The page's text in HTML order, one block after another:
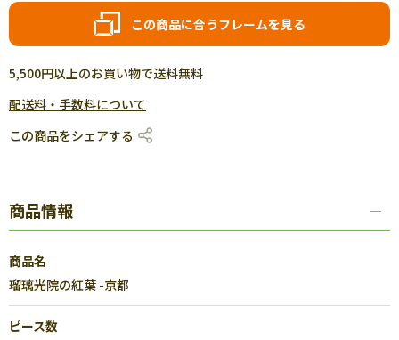
この商品に合うフレームを見る
5,500円以上のお買い物で送料無料
配送料・手数料について
この商品をシェアする
商品情報
商品名
瑠璃光院の紅葉 -京都
ピース数